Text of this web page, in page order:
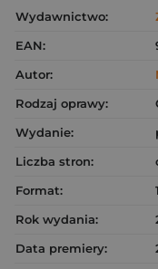
Wydawnictwo:
EAN:
Autor:
Rodzaj oprawy:
Wydanie:
Liczba stron:
Format:
Rok wydania:
Data premiery: